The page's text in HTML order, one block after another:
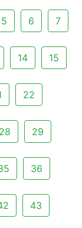
5 6 7
14 15
22
28 29
36
43